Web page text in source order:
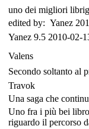
uno dei migliori
edited by: Yanez
Yanez 9.5 2010-02-
Valens
Secondo soltanto al
Travok
Una saga che
Uno fra i più bei
riguardo il percorso